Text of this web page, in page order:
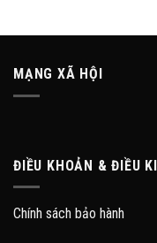
MẠNG XÃ HỘI
ĐIỀU KHOẢN & ĐIỀU
Chính sách bảo hành